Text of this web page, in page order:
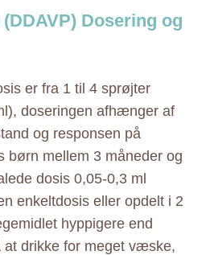
Dosering og
er fra 1 til 4 sprøjter
doseringen afhænger af
og responsen på
børn mellem 3 måneder og
dosis 0,05-0,3 ml
enkeltdosis eller opdelt i 2
hyppigere end
at drikke for meget væske,